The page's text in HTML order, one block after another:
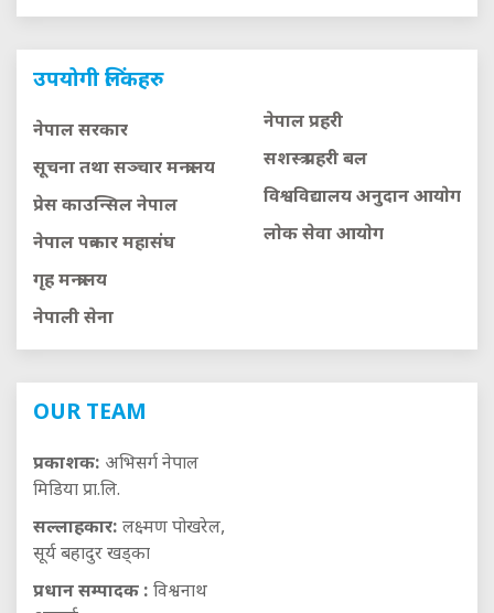
उपयोगी लिंकहरु
नेपाल सरकार
सूचना तथा सञ्चार मन्त्रालय
प्रेस काउन्सिल नेपाल
नेपाल पत्रकार महासंघ
गृह मन्त्रालय
नेपाली सेना
नेपाल प्रहरी
सशस्त्र प्रहरी बल
विश्वविद्यालय अनुदान आयाेग
लाेक सेवा आयाेग
OUR TEAM
प्रकाशक: अभिसर्ग नेपाल
मिडिया प्रा.लि.
सल्लाहकार: लक्ष्मण पोखरेल,
सूर्य बहादुर खड्का
प्रधान सम्पादक : विश्वनाथ